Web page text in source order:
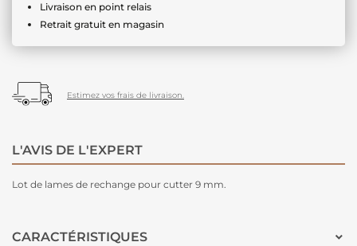
Livraison en point relais
Retrait gratuit en magasin
Estimez vos frais de livraison.
L'AVIS DE L'EXPERT
Lot de lames de rechange pour cutter 9 mm.
CARACTÉRISTIQUES